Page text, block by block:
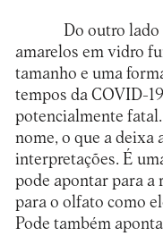
Do outro lado
amarelos em vidro
tamanho e uma
tempos da COVID-
potencialmente
nome, o que a deixa
interpretações. É
pode apontar para a
para o olfato como
Pode também